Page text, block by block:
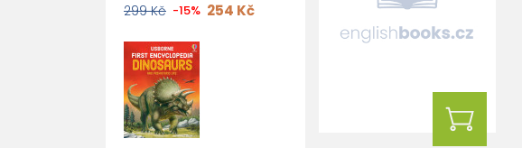
299 Kč -15% 254 Kč